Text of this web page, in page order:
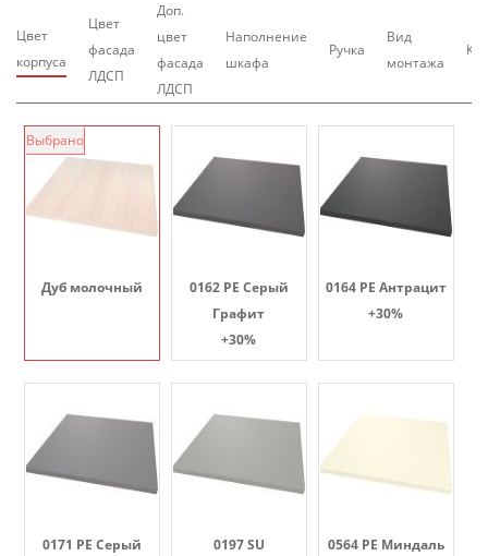
Цвет
корпуса
Цвет
фасада
ЛДСП
Доп.
цвет
фасада
ЛДСП
Наполнение
шкафа
Ручка
Вид
монтажа
Дуб молочный
Выбрано
0162 PE Серый
Графит
+30%
0164 PE Антрацит
+30%
0171 PE Серый
0197 SU
0564 PE Миндаль